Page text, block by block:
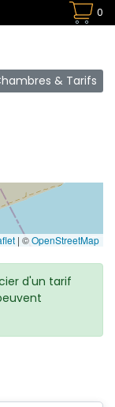
0
& Tarifs
| ©OpenStreetMap
d'un tarif